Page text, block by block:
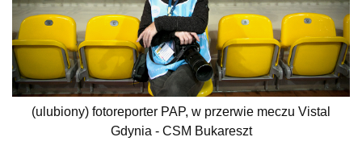
(ulubiony) fotoreporter PAP, w przerwie meczu Vistal
Gdynia - CSM Bukareszt